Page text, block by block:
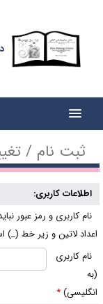
ثبت نام /
اطلاعات کاربری:
کاربری و رمز عبور
لاتین و زیر خط (_)
کاربری
*